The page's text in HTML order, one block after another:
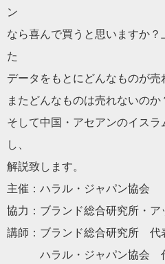
ン
なら喜んで買うと思いますか？
た
データをもとにどんなものが売
またどんなものは売れないのか
そして中国・アセアンのイス
し、
解説致します。
主催： ハラル ・ジャパン協会
協力：ブランド総合研究所・ア
講師：ブランド総合研究所
ハラル ・ジャパン協会